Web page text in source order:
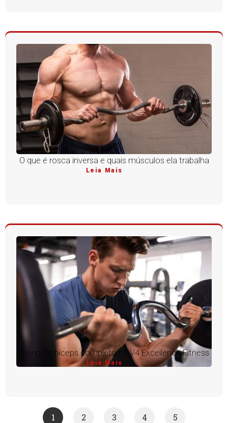
O que é rosca inversa e quais músculos ela trabalha
Leia Mais
Treino de bíceps completo na V4 Excellence Fitness
Leia Mais
1 2 3 4 5